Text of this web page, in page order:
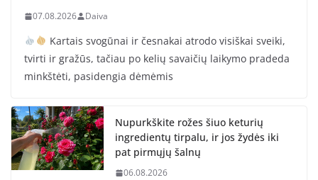
07.08.2026 Daiva
Kartais svogūnai ir česnakai atrodo visiškai sveiki,
tvirti ir gražūs, tačiau po kelių savaičių laikymo pradeda
minkštėti, pasidengia dėmėmis
Nupurkškite rožes šiuo keturių
ingredientų tirpalu, ir jos žydės iki
pat pirmųjų šalnų
06.08.2026